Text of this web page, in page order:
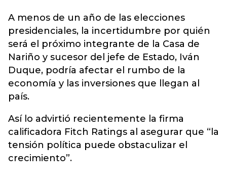
A menos de un año de las elecciones
presidenciales, la incertidumbre por quién
será el próximo integrante de la Casa de
Nariño y sucesor del jefe de Estado, Iván
Duque, podría afectar el rumbo de la
economía y las inversiones que llegan al
país.
Así lo advirtió recientemente la firma
calificadora Fitch Ratings al asegurar que “la
tensión política puede obstaculizar el
crecimiento”.